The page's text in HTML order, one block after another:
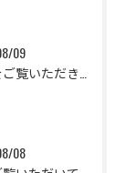
09
08